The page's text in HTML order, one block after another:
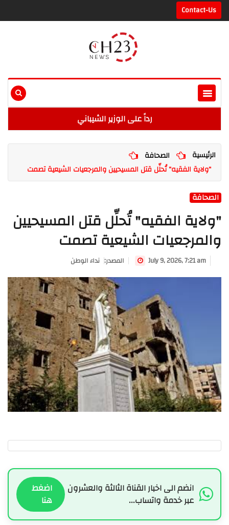
Contact-Us
رداً على الوزير الشيباني
الرئيسية
الصحافة
"ولاية الفقيه" تُحلِّل قتل المسيحيين والمرجعيات الشيعية تصمت
الصحافة
"ولاية الفقيه" تُحلِّل قتل المسيحيين
والمرجعيات الشيعية تصمت
نداء الوطن :المصدر July 9, 2026, 7:21 am
انضم الى اخبار القناة الثالثة والعشرون
عبر خدمة واتساب...
اضغط
هنا